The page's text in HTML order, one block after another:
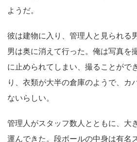
ようだ。
彼は建物に入り、管理人と見られる
男は奥に消えて行った。俺は写真を
に止められてしまい、撮ることがで
り、衣類が大半の倉庫のようで、カ
ないらしい。
管理人がスタッフ数人とともに、大
運んできた。段ボールの中身は有名